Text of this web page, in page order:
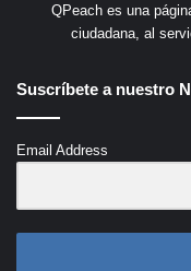
QPeach es una
ciudadana, al
Suscríbete a nuestro
Email Address